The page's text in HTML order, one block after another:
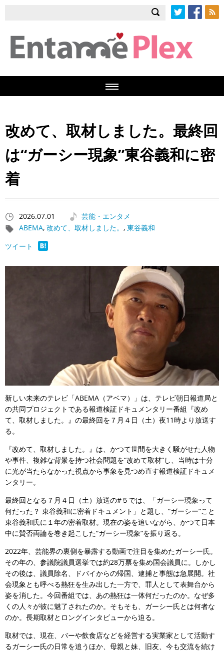
改めて、取材しました。最終回
は“ガーシー現象”東谷義和に密
着
2026.07.01
芸能・エンタメ
ABEMA, 改めて、取材しました。 , 東谷義和
ツイート
新しい未来のテレビ「ABEMA（アベマ）」は、テレビ朝日報道局と
の共同プロジェクトである報道検証ドキュメンタリー番組『改め
て、取材しました。』の最終回を７月４日（土）夜11時より放送す
る。
『改めて、取材しました。』は、かつて世間を大きく騒がせた人物
や事件、複雑な背景を持つ社会問題を“改めて取材”し、当時は十分
に光が当たらなかった視点から事象を見つめ直す報道検証ドキュメ
ンタリー。
最終回となる７月４日（土）放送の#５では、「ガーシー現象って
何だった？ 東谷義和に密着ドキュメント」と題し、“ガーシー”こと
東谷義和氏に１年の密着取材。現在の姿を追いながら、かつて日本
中に賛否両論を巻き起こした“ガーシー現象”を振り返る。
2022年、芸能界の裏側を暴露する動画で注目を集めたガーシー氏。
その年の、参議院議員選挙では約28万票を集め国会議員に。しかし
その後は、議員除名、ドバイからの帰国、逮捕と事態は急展開。社
会現象とも呼べる熱狂を生み出した一方で、罪人として表舞台から
姿を消した。今回番組では、あの熱狂は一体何だったのか。なぜ多
くの人々が彼に魅了されたのか。そもそも、ガーシー氏とは何者な
のか。長期取材とロングインタビューから迫る。
取材では、現在、バーや飲食店などを経営する実業家として活動す
るガーシー氏の日常を追うほか、母親と妹、旧友、今も交流を続け